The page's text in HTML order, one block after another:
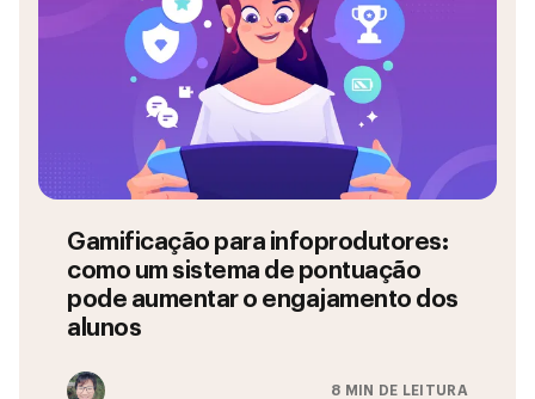
Gamificação para infoprodutores:
como um sistema de pontuação
pode aumentar o engajamento dos
alunos
8 MIN DE LEITURA